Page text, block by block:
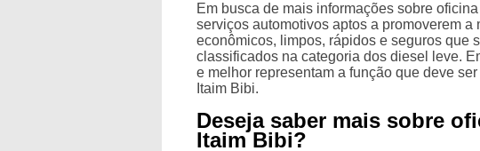
Em busca de mais informações sobre
serviços automotivos aptos a promoverem
econômicos, limpos, rápidos e seguros que
classificados na categoria dos diesel leve.
e melhor representam a função que deve
Itaim Bibi.
Deseja saber mais sobre
Itaim Bibi?